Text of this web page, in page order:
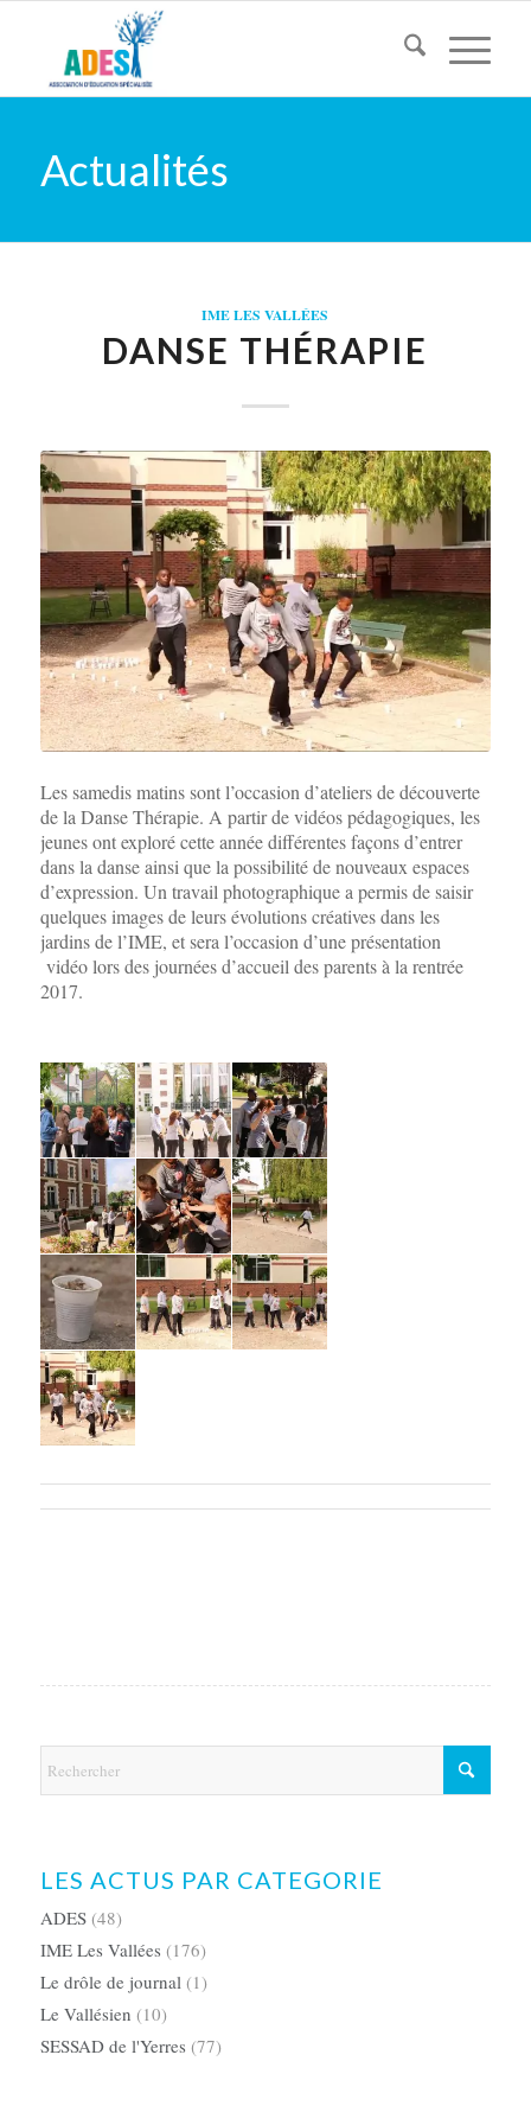
Actualités
IME LES VALLÉES
DANSE THÉRAPIE
Les samedis matins sont l’occasion d’ateliers de découverte
de la Danse Thérapie. A partir de vidéos pédagogiques, les
jeunes ont exploré cette année différentes façons d’entrer
dans la danse ainsi que la possibilité de nouveaux espaces
d’expression. Un travail photographique a permis de saisir
quelques images de leurs évolutions créatives dans les
jardins de l’IME, et sera l’occasion d’une présentation
vidéo lors des journées d’accueil des parents à la rentrée
2017.
LES ACTUS PAR CATEGORIE
ADES(48)
IME Les Vallées (176)
Le drôle de journal (1)
Le Vallésien (10)
SESSAD de l'Yerres (77)